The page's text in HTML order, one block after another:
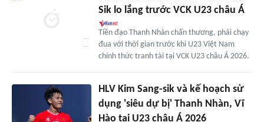
Sik lo lắng trước VCK U23 châu Á
Tiền đạo Thanh Nhàn chấn thương, phải chạy
đua với thời gian trước khi U23 Việt Nam
chính thức tranh tài tại VCK U23 châu Á 2026.
HLV Kim Sang-sik và kế hoạch sử
dụng 'siêu dự bị' Thanh Nhàn, Vĩ
Hào tại U23 châu Á 2026